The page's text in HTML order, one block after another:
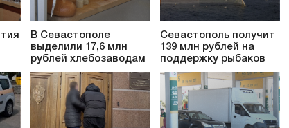
В Севастополе
выделили 17,6 млн
рублей хлебозаводам
Севастополь получит
139 млн рублей на
поддержку рыбаков